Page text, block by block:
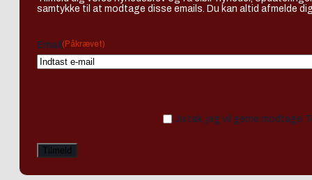
samtykke til at modtage disse emails. Du kan altid afmelde
Email (Påkrævet)
Ja tak, jeg vil gerne modtage